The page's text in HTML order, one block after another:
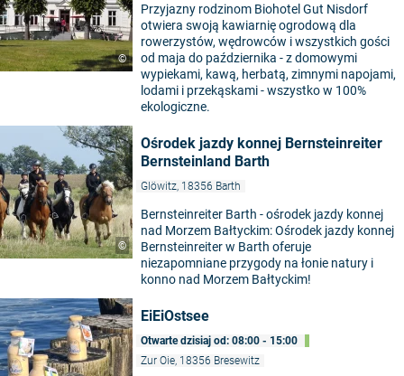
©
Przyjazny rodzinom Biohotel Gut Nisdorf
otwiera swoją kawiarnię ogrodową dla
rowerzystów, wędrowców i wszystkich gości
od maja do października - z domowymi
wypiekami, kawą, herbatą, zimnymi napojami,
lodami i przekąskami - wszystko w 100%
ekologiczne.
©
Ośrodek jazdy konnej Bernsteinreiter
Bernsteinland Barth
Glöwitz, 18356 Barth
Bernsteinreiter Barth - ośrodek jazdy konnej
nad Morzem Bałtyckim: Ośrodek jazdy konnej
Bernsteinreiter w Barth oferuje
niezapomniane przygody na łonie natury i
konno nad Morzem Bałtyckim!
EiEiOstsee
Otwarte dzisiaj od: 08:00 - 15:00
Zur Oie, 18356 Bresewitz